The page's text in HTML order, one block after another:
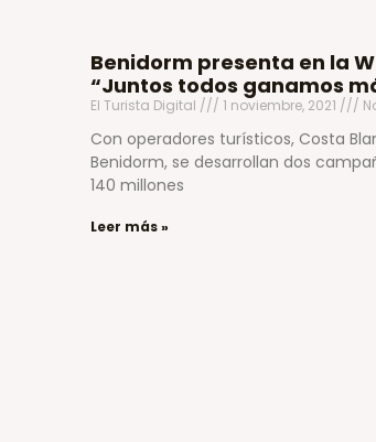
Benidorm presenta en la
“Juntos todos ganamos
El Turista Digital 1 noviembre, 2021
Con operadores turísticos, Costa
Benidorm, se desarrollan dos
140 millones
Leer más »